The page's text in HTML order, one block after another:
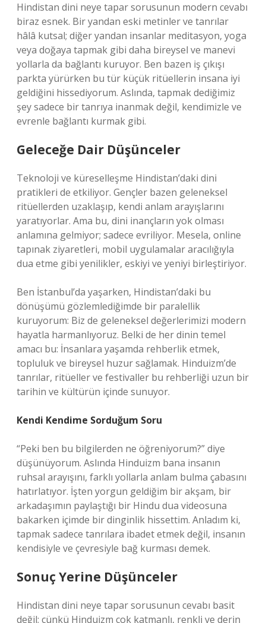
Hindistan dini neye tapar sorusunun modern cevabı
biraz esnek. Bir yandan eski metinler ve tanrılar
hâlâ kutsal; diğer yandan insanlar meditasyon, yoga
veya doğaya tapmak gibi daha bireysel ve manevi
yollarla da bağlantı kuruyor. Ben bazen iş çıkışı
parkta yürürken bu tür küçük ritüellerin insana iyi
geldiğini hissediyorum. Aslında, tapmak dediğimiz
şey sadece bir tanrıya inanmak değil, kendimizle ve
evrenle bağlantı kurmak gibi.
Geleceğe Dair Düşünceler
Teknoloji ve küreselleşme Hindistan’daki dini
pratikleri de etkiliyor. Gençler bazen geleneksel
ritüellerden uzaklaşıp, kendi anlam arayışlarını
yaratıyorlar. Ama bu, dini inançların yok olması
anlamına gelmiyor; sadece evriliyor. Mesela, online
tapınak ziyaretleri, mobil uygulamalar aracılığıyla
dua etme gibi yenilikler, eskiyi ve yeniyi birleştiriyor.
Ben İstanbul’da yaşarken, Hindistan’daki bu
dönüşümü gözlemlediğimde bir paralellik
kuruyorum: Biz de geleneksel değerlerimizi modern
hayatla harmanlıyoruz. Belki de her dinin temel
amacı bu: İnsanlara yaşamda rehberlik etmek,
topluluk ve bireysel huzur sağlamak. Hinduizm’de
tanrılar, ritüeller ve festivaller bu rehberliği uzun bir
tarihin ve kültürün içinde sunuyor.
Kendi Kendime Sorduğum Soru
“Peki ben bu bilgilerden ne öğreniyorum?” diye
düşünüyorum. Aslında Hinduizm bana insanın
ruhsal arayışını, farklı yollarla anlam bulma çabasını
hatırlatıyor. İşten yorgun geldiğim bir akşam, bir
arkadaşımın paylaştığı bir Hindu dua videosuna
bakarken içimde bir dinginlik hissettim. Anladım ki,
tapmak sadece tanrılara ibadet etmek değil, insanın
kendisiyle ve çevresiyle bağ kurması demek.
Sonuç Yerine Düşünceler
Hindistan dini neye tapar sorusunun cevabı basit
değil; çünkü Hinduizm çok katmanlı, renkli ve derin